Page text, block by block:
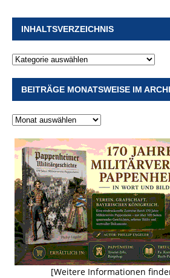
INHALTSVERZEICHNIS
BEITRÄGE MONATSWEISE IM
[Weitere Informationen